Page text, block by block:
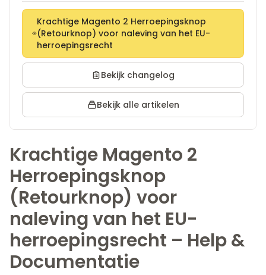
Krachtige Magento 2 Herroepingsknop
(Retourknop) voor naleving van het EU-
herroepingsrecht
Bekijk changelog
Bekijk alle artikelen
Krachtige Magento 2
Herroepingsknop
(Retourknop) voor
naleving van het EU-
herroepingsrecht – Help &
Documentatie